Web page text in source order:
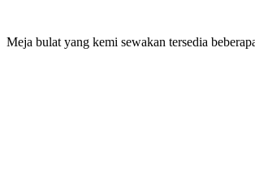
Meja bulat yang kemi sewakan tersedia